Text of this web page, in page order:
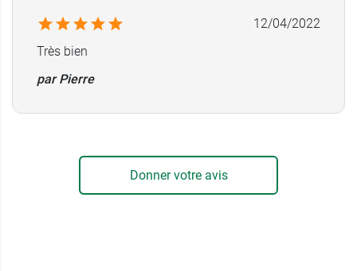
12/04/2022
Très bien
par Pierre
Donner votre avis